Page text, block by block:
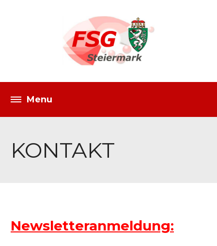
KONTAKT
Newsletteranmeldung: